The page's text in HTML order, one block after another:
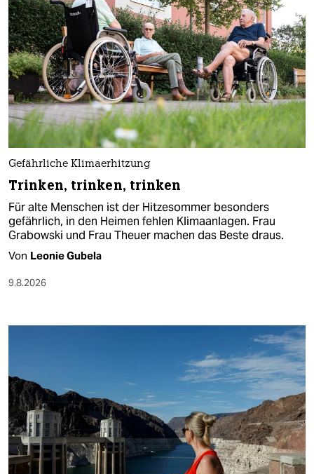
Gefährliche Klimaerhitzung
Trinken, trinken, trinken
Für alte Menschen ist der Hitzesommer besonders
gefährlich, in den Heimen fehlen Klimaanlagen. Frau
Grabowski und Frau Theuer machen das Beste draus.
Von Leonie Gubela
9.8.2026